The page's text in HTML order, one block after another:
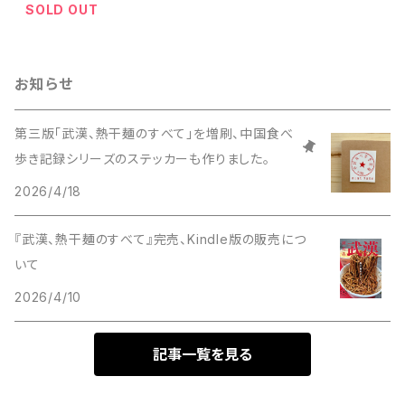
SOLD OUT
お知らせ
第三版「武漢、熱干麺のすべて」を増刷、中国食べ
歩き記録シリーズのステッカーも作りました。
2026/4/18
『武漢、熱干麺のすべて』完売、Kindle版の販売につ
いて
2026/4/10
記事一覧を見る